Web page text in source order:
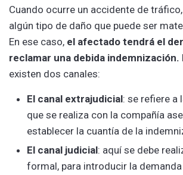
Cuando ocurre un accidente de
algún tipo de daño que puede ser
En ese caso, el afectado tendrá el
reclamar una debida indemnización.
existen dos canales:
El canal extrajudicial: se refiere a
que se realiza con la compañía
establecer la cuantía de la
El canal judicial: aquí se debe
formal, para introducir la